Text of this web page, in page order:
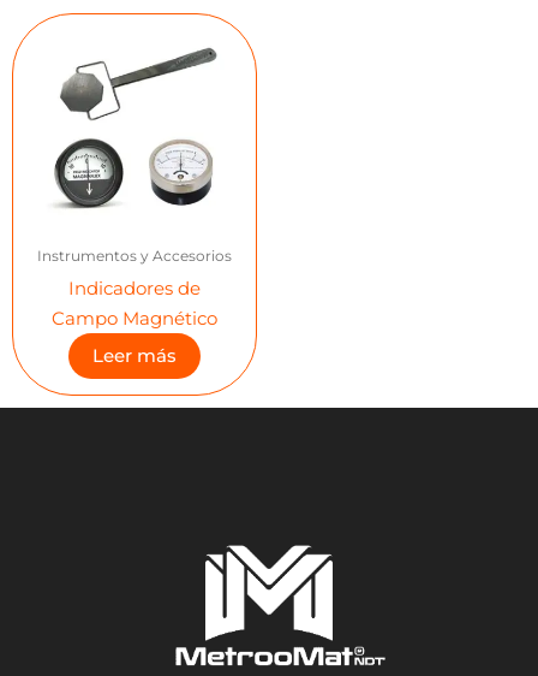
Instrumentos y Accesorios
Indicadores de
Campo Magnético
Leer más